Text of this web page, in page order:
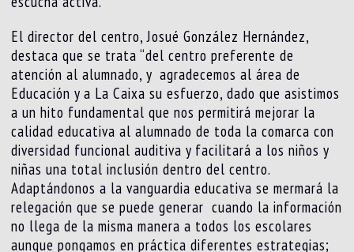
El director del centro, Josué González Hernández,
destaca que se trata “del centro preferente de
atención al alumnado, y agradecemos al área de
Educación y a La Caixa su esfuerzo, dado que asistimos
a un hito fundamental que nos permitirá mejorar la
calidad educativa al alumnado de toda la comarca con
diversidad funcional auditiva y facilitará a los niños y
niñas una total inclusión dentro del centro.
Adaptándonos a la vanguardia educativa se mermará la
relegación que se puede generar cuando la información
no llega de la misma manera a todos los escolares
aunque pongamos en práctica diferentes estrategias;